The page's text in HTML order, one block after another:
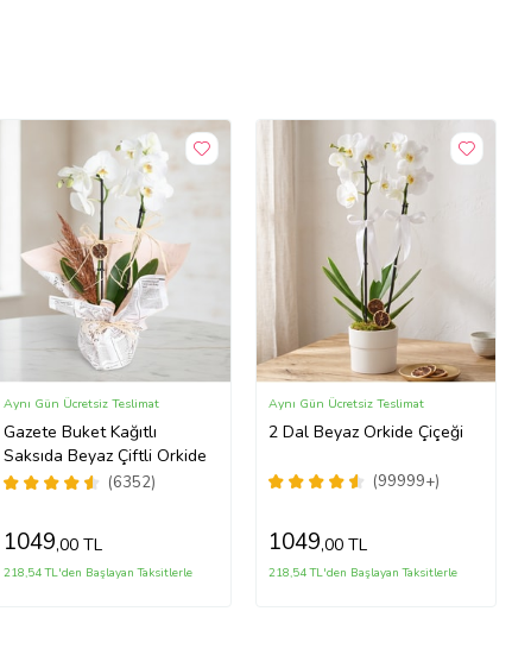
Gazete Buket Kağıtlı
Saksıda Beyaz Çiftli Orkide
(6352)
Aynı Gün Ücretsiz Teslimat
1049,00 TL
218,54 TL'den Başlayan Taksitlerle
2 Dal Beyaz Orkide Çiçeği
(99999+)
Aynı Gün Ücretsiz Teslimat
1049,00 TL
218,54 TL'den Başlayan Taksitlerle